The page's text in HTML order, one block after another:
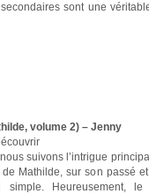
sont une
volume 2) – Jenny
suivons l’intrigue
Mathilde, sur son passé
Heureusement, le